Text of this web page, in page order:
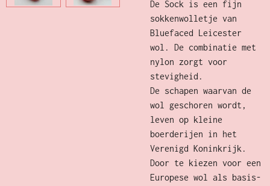
De Sock is een fijn
sokkenwolletje van
Bluefaced Leicester
wol. De combinatie met
nylon zorgt voor
stevigheid.
De schapen waarvan de
wol geschoren wordt,
leven op kleine
boerderijen in het
Verenigd Koninkrijk.
Door te kiezen voor een
Europese wol als basis-